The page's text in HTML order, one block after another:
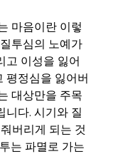
마음이란 이렇
투심의 노예가
고 이성을 잃어
평정심을 잃어버
대상만을 주목
니다. 시기와 질
버리게 되는 것
는 파멸로 가는